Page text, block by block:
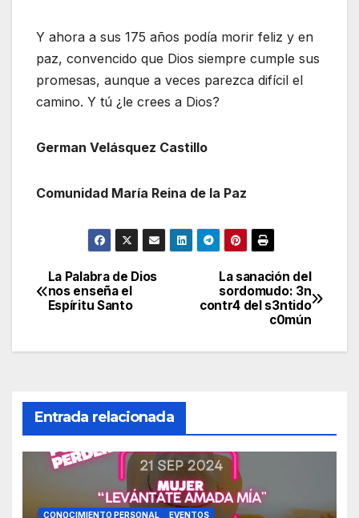
Y ahora a sus 175 años podía morir feliz y en
paz, convencido que Dios siempre cumple sus
promesas, aunque a veces parezca difícil el
camino. Y tú ¿le crees a Dios?
German Velásquez Castillo
Comunidad María Reina de la Paz
Navegación
de
entradas
La sanación del
sordomudo: 3n
contr4 del s3ntido
c0mún
La Palabra de Dios
nos enseña el
Espíritu Santo
Entrada relacionada
CONOCIMIENTO PERSONAL EVENTOS